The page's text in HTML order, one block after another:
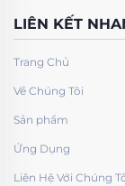
LIÊN KẾT
Trang Chủ
Về Chúng Tôi
Sản phẩm
Ứng Dụng
Liên Hệ Với Chúng